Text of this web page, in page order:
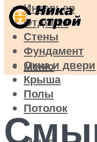
Интерьер
Отделка
Стены
Фундамент
Окна и двери
Крыша
Полы
Потолок
Меню